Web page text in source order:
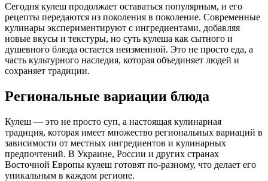
Сегодня кулеш продолжает оставаться популярным, и его
рецепты передаются из поколения в поколение. Современные
кулинары экспериментируют с ингредиентами, добавляя
новые вкусы и текстуры, но суть кулеша как сытного и
душевного блюда остается неизменной. Это не просто еда, а
часть культурного наследия, которая объединяет людей и
сохраняет традиции.
Региональные вариации блюда
Кулеш — это не просто суп, а настоящая кулинарная
традиция, которая имеет множество региональных вариаций в
зависимости от местных ингредиентов и кулинарных
предпочтений. В Украине, России и других странах
Восточной Европы кулеш готовят по-разному, что делает его
уникальным в каждом регионе.